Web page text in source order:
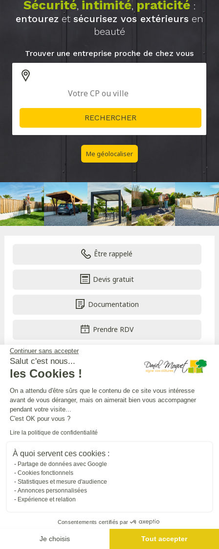
Continuer sans accepter
Salut c'est nous...
les Cookies !
On a attendu d'être sûrs que le contenu de ce site vous intéresse
avant de vous déranger, mais on aimerait bien vous accompagner
pendant votre visite...
C'est OK pour vous ?
Lire la politique de confidentialité
À quoi servent ces cookies :
Partage de données avec Google
Cookies fonctionnels
Statistiques et mesure d'audience
Annonces personnalisées
Expérience et relation
Consentements certifiés par
Je choisis Tout accepter
Sécurité, intimité, praticité:
entourez et sécurisez vos extérieurs en
beauté
Trouver une entreprise proche de chez vous
Me géolocaliser
Être rappelé
Devis gratuit
Documentation
Prendre RDV
Du lundi au vendredi, de 9H à 19H
DANIEL MOQUET CLÔTURES
Toutes nos installations
L'UNIVERS DANIEL MOQUET